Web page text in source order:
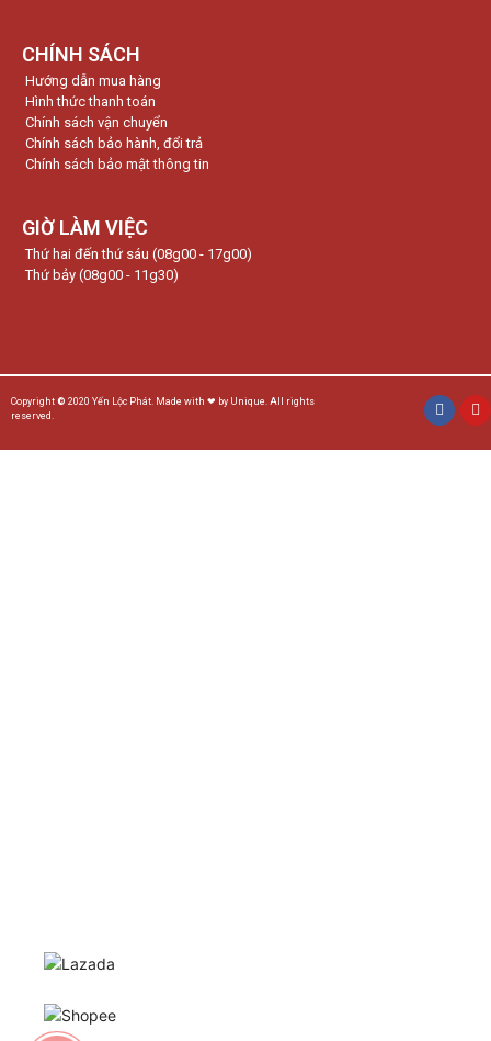
CHÍNH SÁCH
Hướng dẫn mua hàng
Hình thức thanh toán
Chính sách vận chuyển
Chính sách bảo hành, đổi trả
Chính sách bảo mật thông tin
GIỜ LÀM VIỆC
Thứ hai đến thứ sáu (08g00 - 17g00)
Thứ bảy (08g00 - 11g30)
Copyright © 2020 Yến Lộc Phát. Made with ❤ by Unique. All rights
reserved.